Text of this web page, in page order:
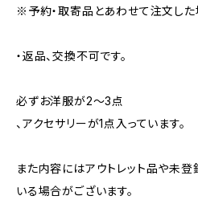
※予約・取寄品とあわせて注文した
・返品、交換不可です。
必ずお洋服が2〜3点
、アクセサリーが1点入っています。
また内容にはアウトレット品や未登
いる場合がございます。